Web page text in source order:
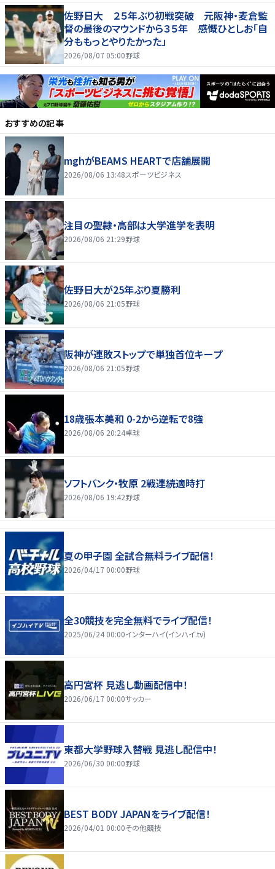
佐野日大 ２５年ぶり初戦突破 元阪神・麦倉監
督の最後のマウンドから３５年 感慨ひとしお「自
分ももっとやりたかった」
2026/08/07 05:00野球
おすすめの記事
mghがBEAMS HEARTで店舗展開
2026/08/06 13:48スポーツビジネス
注目の聖隷・高部は大学進学を表明
2026/08/06 21:29野球
佐野日大が25年ぶり夏勝利
2026/08/06 21:05野球
阪神が連敗ストップで単独首位キープ
2026/08/06 21:05野球
18歳張本美和 0-2から逆転で8強
2026/08/06 20:24卓球
ソフトバンク・牧原 2戦連続適時打
2026/08/06 19:42野球
夏の甲子園 全試合無料ライブ配信！
2026/04/17 00:00野球
全30競技を完全無料でライブ配信！
2025/06/24 00:00インターハイ(インハイ.tv)
高円宮杯 見逃し動画配信中！
2026/06/17 00:00サッカー
東都大学野球入替戦 見逃し配信中！
2026/06/30 00:00野球
BEST BODY JAPANをライブ配信！
2026/04/01 00:00その他競技